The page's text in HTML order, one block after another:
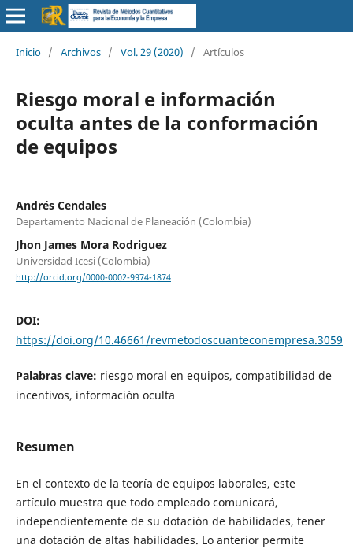
Inicio / Archivos / Vol. 29 (2020) / Artículos
Riesgo moral e información
oculta antes de la conformación
de equipos
Andrés Cendales
Departamento Nacional de Planeación (Colombia)
Jhon James Mora Rodriguez
Universidad Icesi (Colombia)
http://orcid.org/0000-0002-9974-1874
DOI:
https://doi.org/10.46661/revmetodoscuanteconempresa.3059
Palabras clave: riesgo moral en equipos, compatibilidad de
incentivos, información oculta
Resumen
En el contexto de la teoría de equipos laborales, este
artículo muestra que todo empleado comunicará,
independientemente de su dotación de habilidades, tener
una dotación de altas habilidades. Lo anterior permite